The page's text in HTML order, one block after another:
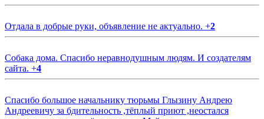
Отдала в добрые руки, объявление не актуально. +2
Собака дома. Спасибо неравнодушным людям. И создателям
сайта. +4
Спасибо большое начальнику тюрьмы Глызину Андрею
Андреевичу за бдительность ,тёплый приют ,неостался